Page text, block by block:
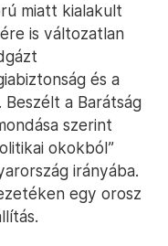
miatt kialakult
is változatlan
és a
a Barátság
szerint
okokból”
irányába.
egy orosz